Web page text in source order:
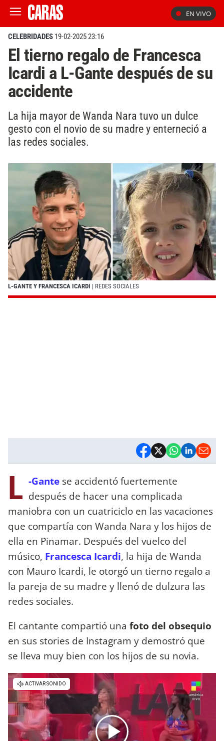
EN VIVO
CELEBRIDADES 19-02-2025 23:16
El tierno regalo de Francesca
Icardi a L-Gante después de su
accidente
La hija mayor de Wanda Nara tuvo un dulce
gesto con el novio de su madre y enterneció a
las redes sociales.
L-GANTE Y FRANCESCA ICARDI | REDES SOCIALES
L -Gante se accidentó fuertemente
después de hacer una complicada
maniobra con un cuatriciclo en las vacaciones
que compartía con Wanda Nara y los hijos de
ella en Pinamar. Después del vuelco del
músico, Francesca Icardi, la hija de Wanda
con Mauro Icardi, le otorgó un tierno regalo a
la pareja de su madre y llenó de dulzura las
redes sociales.
El cantante compartió una foto del obsequio
en sus stories de Instagram y demostró que
se lleva muy bien con los hijos de su novia.